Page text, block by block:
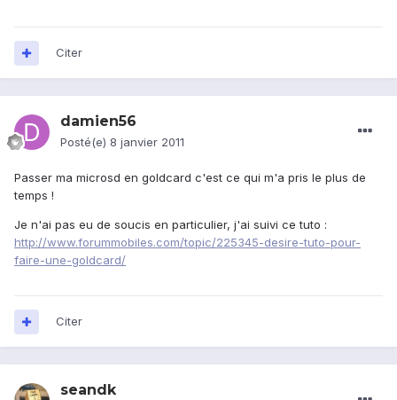
Citer
damien56
Posté(e) 8 janvier 2011
Passer ma microsd en goldcard c'est ce qui m'a pris le plus de
temps !
Je n'ai pas eu de soucis en particulier, j'ai suivi ce tuto :
http://www.forummobiles.com/topic/225345-desire-tuto-pour-
faire-une-goldcard/
Citer
seandk